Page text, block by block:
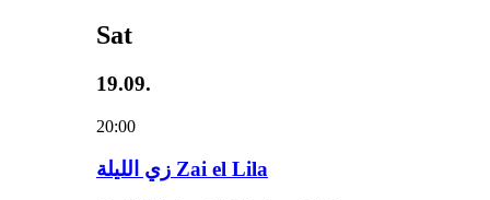
Sat
19.09.
20:00
زي‌ اللیلة Zai el Lila